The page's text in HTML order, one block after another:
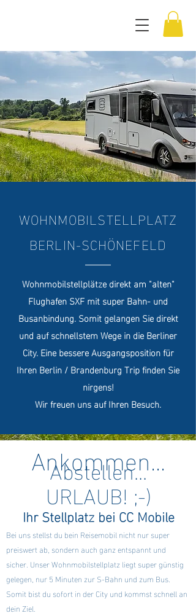
WOHNMOBILSTELLPLATZ
BERLIN-SCHÖNEFELD
Wohnmobilstellplätze direkt am "alten"
Flughafen SXF mit super Bahn- und
Busanbindung. Somit gelangen Sie direkt
und auf schnellstem Wege in die Berliner
City. Eine bessere Ausgangsposition für
Ihren Berlin / Brandenburg Trip finden Sie
nirgens!
Wir freuen uns auf Ihren Besuch.
Ankommen...
Abstellen...
URLAUB! ;-)
Ihr Stellplatz bei CC Mobile
Bei uns stellst du bein Reisemobil nicht nur super
preiswert ab, sondern auch ganz entspannt und
sicher. Unser Wohnmobilstellplatz liegt super günstig
gelegen, nur 5 Minuten zur S-Bahn und zum Bus.
Somit bist du sofort in der City und kommst schnell an
dein Ziel.